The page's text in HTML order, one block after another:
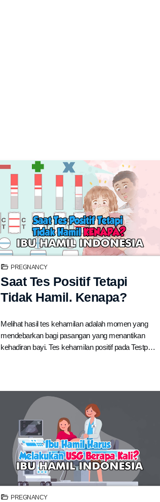
Saat Tes Positif Tetapi
Tidak Hamil. Kenapa?
Melihat hasil tes kehamilan adalah momen yang
mendebarkan bagi pasangan yang menantikan
kehadiran bayi. Tes kehamilan positif pada Testp…
PREGNANCY
PREGNANCY